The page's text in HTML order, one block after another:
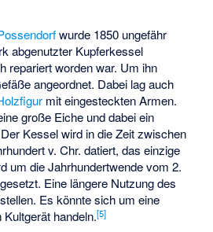
wurde 1850 ungefähr
abgenutzter Kupferkessel
repariert worden war. Um ihn
angeordnet. Dabei lag auch
mit eingesteckten Armen.
große Eiche und dabei ein
Kessel wird in die Zeit zwischen
v. Chr. datiert, das einzige
um die Jahrhundertwende vom 2.
Eine längere Nutzung des
Es könnte sich um eine
Kultgerät handeln.[5]